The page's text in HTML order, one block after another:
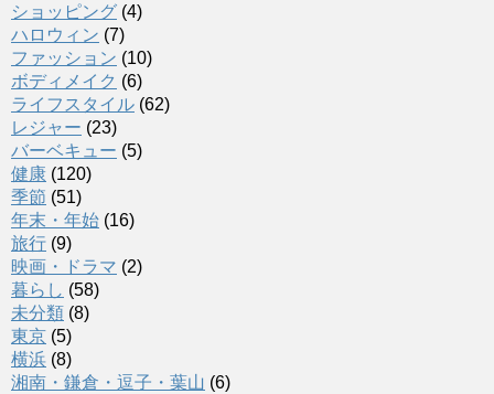
ショッピング (4)
ハロウィン (7)
ファッション (10)
ボディメイク (6)
ライフスタイル (62)
レジャー (23)
バーベキュー (5)
健康 (120)
季節 (51)
年末・年始 (16)
旅行 (9)
映画・ドラマ (2)
暮らし (58)
未分類 (8)
東京 (5)
横浜 (8)
湘南・鎌倉・逗子・葉山 (6)